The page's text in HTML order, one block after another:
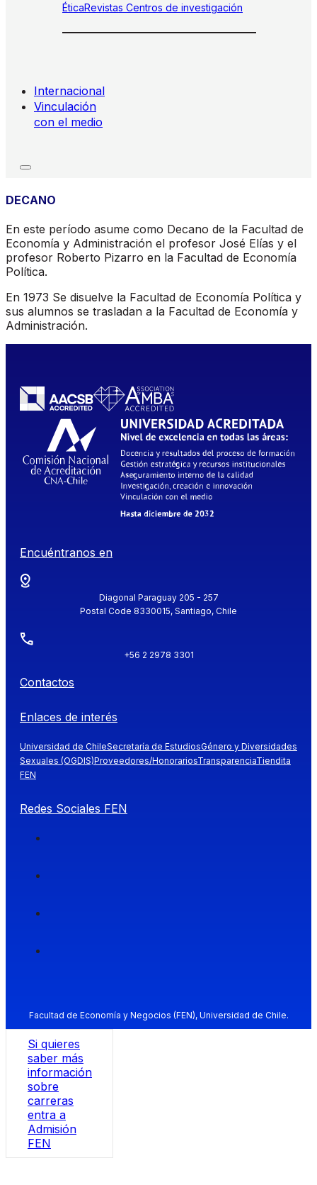
ÉticaRevistas Centros de investigación
Internacional
Vinculación
con el medio
DECANO
En este período asume como Decano de la Facultad de
Economía y Administración el profesor José Elías y el
profesor Roberto Pizarro en la Facultad de Economía
Política.
En 1973 Se disuelve la Facultad de Economía Política y
sus alumnos se trasladan a la Facultad de Economía y
Administración.
Encuéntranos en
Diagonal Paraguay 205 - 257
Postal Code 8330015, Santiago, Chile
+56 2 2978 3301
Contactos
Enlaces de interés
Universidad de ChileSecretaría de EstudiosGénero y Diversidades
Sexuales (OGDIS)Proveedores/HonorariosTransparenciaTiendita
FEN
Redes Sociales FEN
Facultad de Economía y Negocios (FEN), Universidad de Chile.
Si quieres
saber más
información
sobre
carreras
entra a
Admisión
FEN